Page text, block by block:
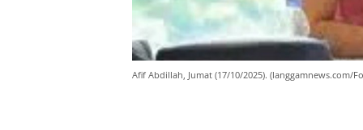
Afif Abdillah, Jumat (17/10/2025). (langgamnews.com/